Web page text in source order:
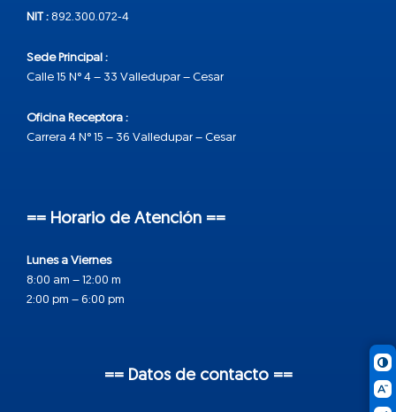
NIT : 892.300.072-4
Sede Principal :
Calle 15 N° 4 – 33 Valledupar – Cesar
Oficina Receptora :
Carrera 4 N° 15 – 36 Valledupar – Cesar
== Horario de Atención ==
Lunes a Viernes
8:00 am – 12:00 m
2:00 pm – 6:00 pm
== Datos de contacto ==